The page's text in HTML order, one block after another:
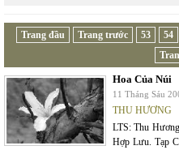
Trang đầu Trang trước 53 54
Hoa Của Núi
11 Tháng Sáu
THU HƯƠNG
LTS: Thu
Hợp Lưu. Tạp